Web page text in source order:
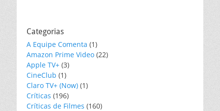
Categorias
A Equipe Comenta (1)
Amazon Prime Video (22)
Apple TV+ (3)
CineClub (1)
Claro TV+ (Now) (1)
Críticas (196)
Críticas de Filmes (160)